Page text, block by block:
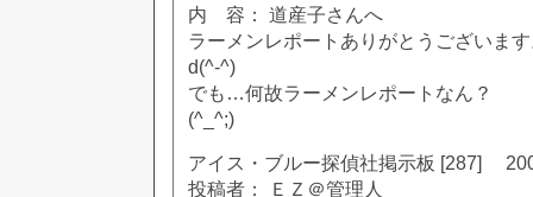
内 容： 道産子さんへ
ラーメンレポートありがとうございま
d(^-^)
でも…何故ラーメンレポートなん？
(^_^;)
アイス・ブルー探偵社掲示板 [287]
投稿者： ＥＺ＠管理人